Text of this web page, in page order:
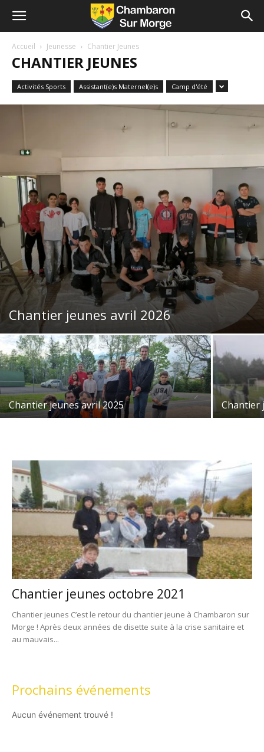
Accueil Jeunesse Chantier Jeunes
CHANTIER JEUNES
Activités Sports Assistant(e)s Maternel(e)s Camp d'été
Chantier jeunes avril 2026
Chantier jeunes avril 2025 Chantier
Chantier jeunes octobre 2021
Chantier jeunes C’est le retour du chantier jeune à Chambaron sur
Morge ! Après deux années de disette suite à la crise sanitaire et
au mauvais...
Prochains événements
Aucun événement trouvé !